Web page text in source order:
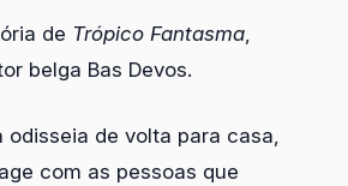
de Trópico Fantasma
belga Bas Devos.
odisseia de volta para casa,
com as pessoas que